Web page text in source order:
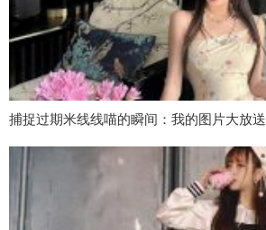
捕捉过期米线线喵的瞬间：我的图片大放送